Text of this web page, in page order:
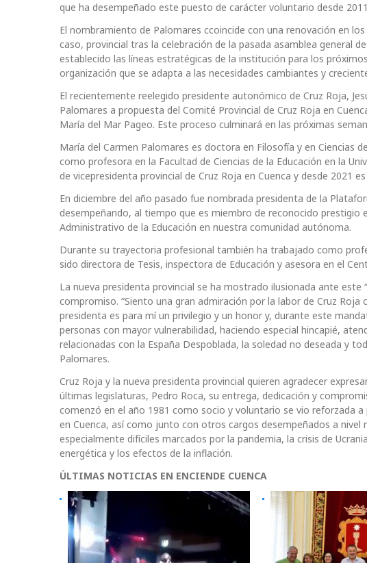
que ha desempeñado este puesto de carácter voluntario desde
El nombramiento de Palomares ccoincide con una renovación en
caso, provincial tras la celebración de la pasada asamblea general
establecido las líneas estratégicas de la institución para los
organización que se adapta a las necesidades cambiantes y
El recientemente reelegido presidente autonómico de Cruz Roja,
Palomares a propuesta del Comité Provincial de Cruz Roja en
María del Mar Pageo. Este proceso culminará en las próximas
María del Carmen Palomares es doctora en Filosofía y en Ciencias
como profesora en la Facultad de Ciencias de la Educación en la
de vicepresidenta provincial de Cruz Roja en Cuenca y desde 2021
En diciembre del año pasado fue nombrada presidenta de la
desempeñando, al tiempo que es miembro de reconocido prestigio
Administrativo de la Educación en nuestra comunidad autónoma.
Durante su trayectoria profesional también ha trabajado como
sido directora de Tesis, inspectora de Educación y asesora en el
La nueva presidenta provincial se ha mostrado ilusionada ante
compromiso. “Siento una gran admiración por la labor de Cruz
presidenta es para mí un privilegio y un honor y, durante este
personas con mayor vulnerabilidad, haciendo especial hincapié,
relacionadas con la España Despoblada, la soledad no deseada y
Palomares.
Cruz Roja y la nueva presidenta provincial quieren agradecer
últimas legislaturas, Pedro Roca, su entrega, dedicación y
comenzó en el año 1981 como socio y voluntario se vio reforzada
en Cuenca, así como junto con otros cargos desempeñados a
especialmente difíciles marcados por la pandemia, la crisis de
energética y los efectos de la inflación.
ÚLTIMAS NOTICIAS EN ENCIENDE CUENCA